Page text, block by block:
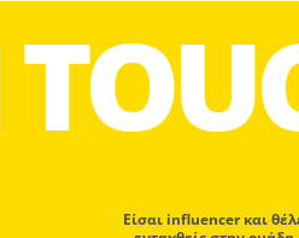
Eίσαι influencer και